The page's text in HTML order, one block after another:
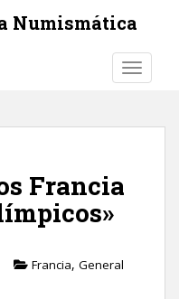
Numismática
Francia
Francia, General